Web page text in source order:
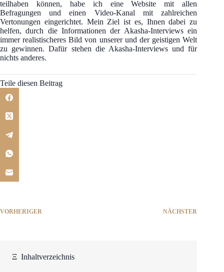
teilhaben können, habe ich eine Website mit allen
Befragungen und einen Video-Kanal mit zahlreichen
Vertonungen eingerichtet. Mein Ziel ist es, Ihnen dabei zu
helfen, durch die Informationen der Akasha-Interviews ein
immer realistischeres Bild von unserer und der geistigen Welt
zu gewinnen. Dafür stehen die Akasha-Interviews und für
nichts anderes.
Teile diesen Beitrag
VORHERIGER NÄCHSTER
Ξ Inhaltverzeichnis